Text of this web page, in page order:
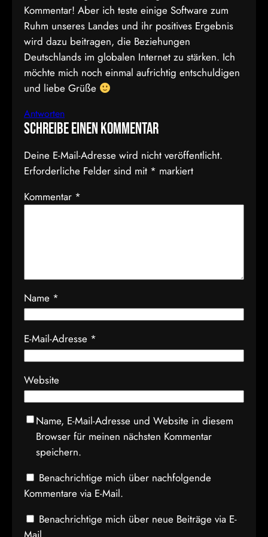
Kommentar! Aber ich teste einige Software zum
Ruhm unseres Landes und ihr positives Ergebnis
wird dazu beitragen, die Beziehungen
Deutschlands im globalen Internet zu stärken. Ich
möchte mich noch einmal aufrichtig entschuldigen
und liebe Grüße
Antworten
Schreibe einen Kommentar
Deine E-Mail-Adresse wird nicht veröffentlicht.
Erforderliche Felder sind mit * markiert
Kommentar *
Name *
E-Mail-Adresse *
Website
Name, E-Mail-Adresse und Website in diesem
Browser für meinen nächsten Kommentar
speichern.
Benachrichtige mich über nachfolgende
Kommentare via E-Mail.
Benachrichtige mich über neue Beiträge via E-